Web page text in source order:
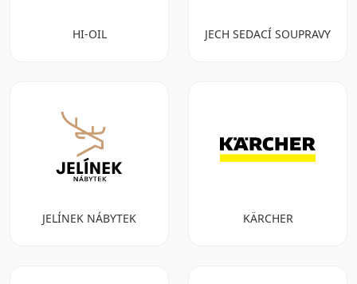
HI-OIL JECH SEDACÍ SOUPRAVY
JELÍNEK NÁBYTEK KÄRCHER